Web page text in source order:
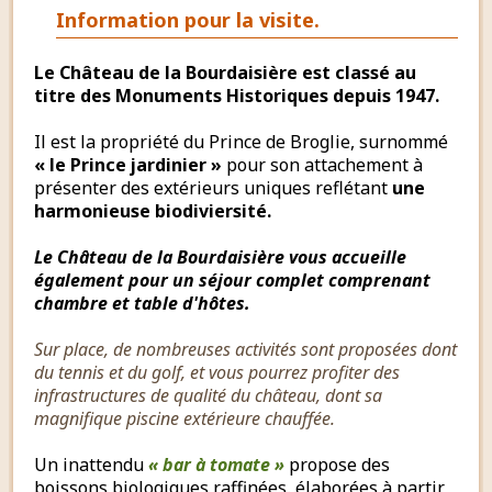
Information pour la visite.
Le Château de la Bourdaisière est classé au
titre des Monuments Historiques depuis 1947.
Il est la propriété du Prince de Broglie, surnommé
« le Prince jardinier » pour son attachement à
présenter des extérieurs uniques reflétant une
harmonieuse biodiviersité.
Le Château de la Bourdaisière vous accueille
également pour un séjour complet comprenant
chambre et table d'hôtes.
Sur place, de nombreuses activités sont proposées dont
du tennis et du golf, et vous pourrez profiter des
infrastructures de qualité du château, dont sa
magnifique piscine extérieure chauffée.
Un inattendu« bar à tomate » propose des